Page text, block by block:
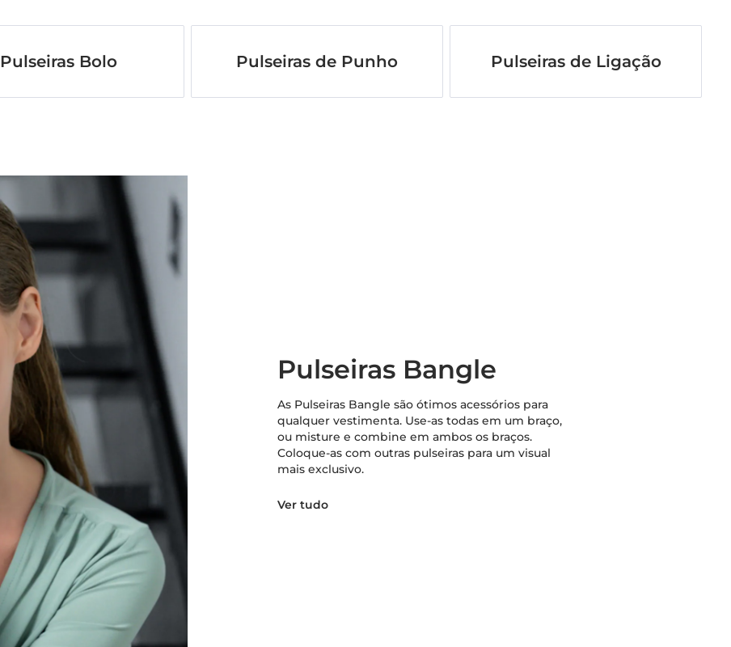
Pulseiras Bolo Pulseiras de Punho Pulseiras de Ligação
Pulseiras Bangle
As Pulseiras Bangle são ótimos acessórios para
qualquer vestimenta. Use-as todas em um braço,
ou misture e combine em ambos os braços.
Coloque-as com outras pulseiras para um visual
mais exclusivo.
Ver tudo